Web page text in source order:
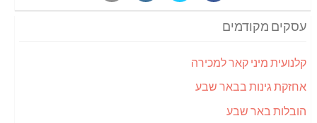
עסקים מקודמים
קלנועית מיני קאר למכירה
אחזקת גינות בבאר שבע
הובלות באר שבע